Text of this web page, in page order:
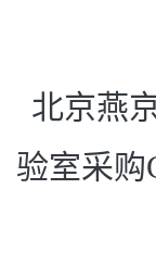
北京燕
验室采购